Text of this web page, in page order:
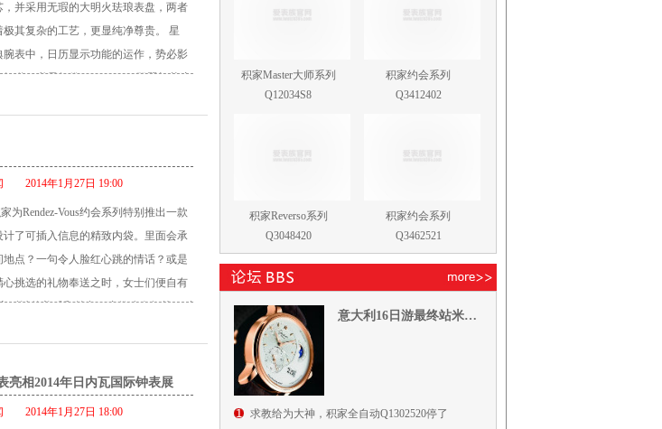
间。两组机械装置共用同一个调校机
因装置间互相作用而产生的能量损
，从而大大提高了计时的精确度。 每
以同时为两个发条盒上链，使用方法
本地的时分指标，10 点位置视窗指示
时区显示同步，结合昼夜显示环和时
有磨光线脚，均经过螺旋化或平滑处
，在积家众多卓越的制表成就中树立
双翼系列之精华，向高级制表
的制表历史，预言着制表业的未来。
并采用无瑕的大明火珐琅表盘，两者
其复杂的工艺，更显纯净尊贵。 星
表中，日历显示功能的运作，势必影
道，必需凭借“Dual-Wing”双翼机芯这
381 型机械机芯还若隐若现。这款卓
存功能的动力来源：由擒纵机构和平衡
力来源则专门用于功能显示：小时、
力机制同步运行。 Duomètre à
研发工坊辛勤研究的成果，让人眼前一
时精准度达到顶峰，日历和月相则在
特性。 唯有180多年的专业经验，方
à Quantième Lunaire双翼月相日
2014年1月27日 19:00
为Rendez-Vous约会系列特别推出一款
了可插入信息的精致内袋。里面会承
点？一句令人脸红心跳的情话？或是
挑选的礼物奉送之时，女士们便自有
时计的美感和魅力，这份迷人超越了时
营造了一个展示其韵律的舞台。自动
亮相2014年日内瓦国际钟表展
2014年1月27日 18:00
积家Master大师系列
Q12034S8
积家约会系列
Q3412402
积家Reverso系列
Q3048420
积家约会系列
Q3462521
意大利16日游最终站米兰入手积家3308421&雅克德罗007030245
求教给为大神，积家全自动Q1302520停了